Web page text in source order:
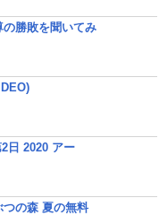
の勝敗を聞いてみ
日 2020 アー
の森 夏の無料